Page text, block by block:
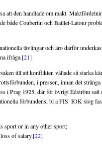
att den handlade om makt.
både Coubertin och Baillet-Latour
tävlingar och äro därför
ifråga.[21]
till att konflikten vållade så starka
i pressen, innan det stränga
i Prag 1925, där för övrigt Edström satt
förbundens, bl a FIS. IOK slog
sport or in any other sport;
of salary.[22]